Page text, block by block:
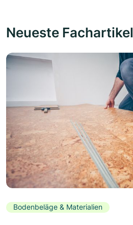
Neueste Fachartikel
Bodenbeläge & Materialien